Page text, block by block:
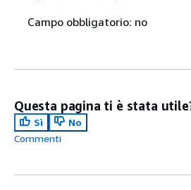
Campo obbligatorio: no
Questa pagina ti è stata
Sì
No
Commenti